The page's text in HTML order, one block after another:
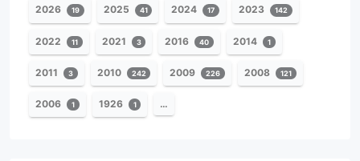
2026 19 2025 41 2024 17 2023 142
2022 11 2021 3 2016 40 2014 1
2011 3 2010 242 2009 226 2008 121
2006 1 1926 1 …